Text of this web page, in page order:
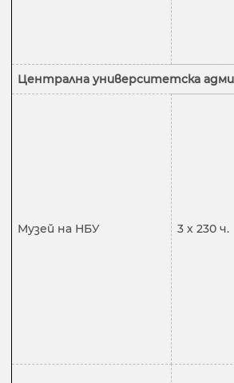
Централна университетска
Музей на НБУ 3 х 230 ч.